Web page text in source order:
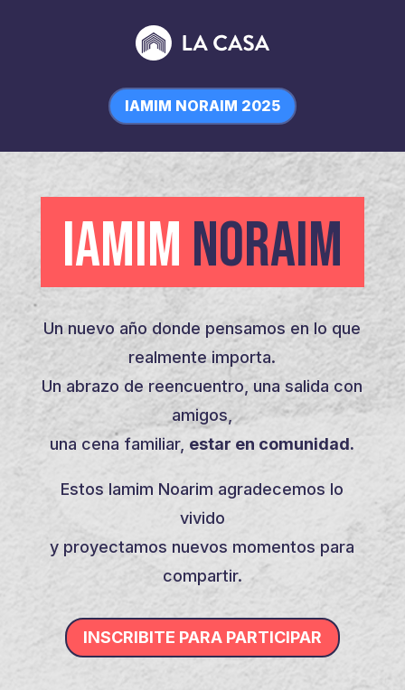
IAMIM NORAIM 2025
IAMIM NORAIM
Un nuevo año donde pensamos en lo que
realmente importa.
Un abrazo de reencuentro, una salida con
amigos,
una cena familiar, estar en comunidad.
Estos Iamim Noarim agradecemos lo
vivido
y proyectamos nuevos momentos para
compartir.
INSCRIBITE PARA PARTICIPAR